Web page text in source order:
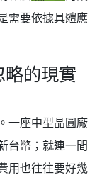
需要依據具體應
的現實
一座中型晶圓廠
台幣；就連一間
用也往往要好幾